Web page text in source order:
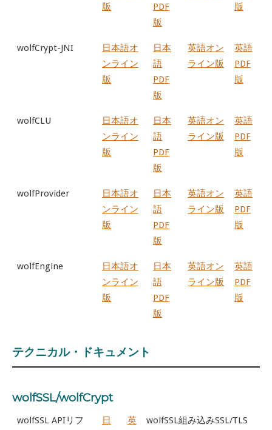
版
PDF
版
版
wolfCrypt-JNI
日本語オ
ンライン
版
日本
語
PDF
版
英語オン
ライン版
英語
PDF
版
wolfCLU
日本語オ
ンライン
版
日本
語
PDF
版
英語オン
ライン版
英語
PDF
版
wolfProvider
日本語オ
ンライン
版
日本
語
PDF
版
英語オン
ライン版
英語
PDF
版
wolfEngine
日本語オ
ンライン
版
日本
語
PDF
版
英語オン
ライン版
英語
PDF
版
テクニカル・ドキュメント
wolfSSL/wolfCrypt
wolfSSL APIリフ 日 英 wolfSSL組み込みSSL/TLS